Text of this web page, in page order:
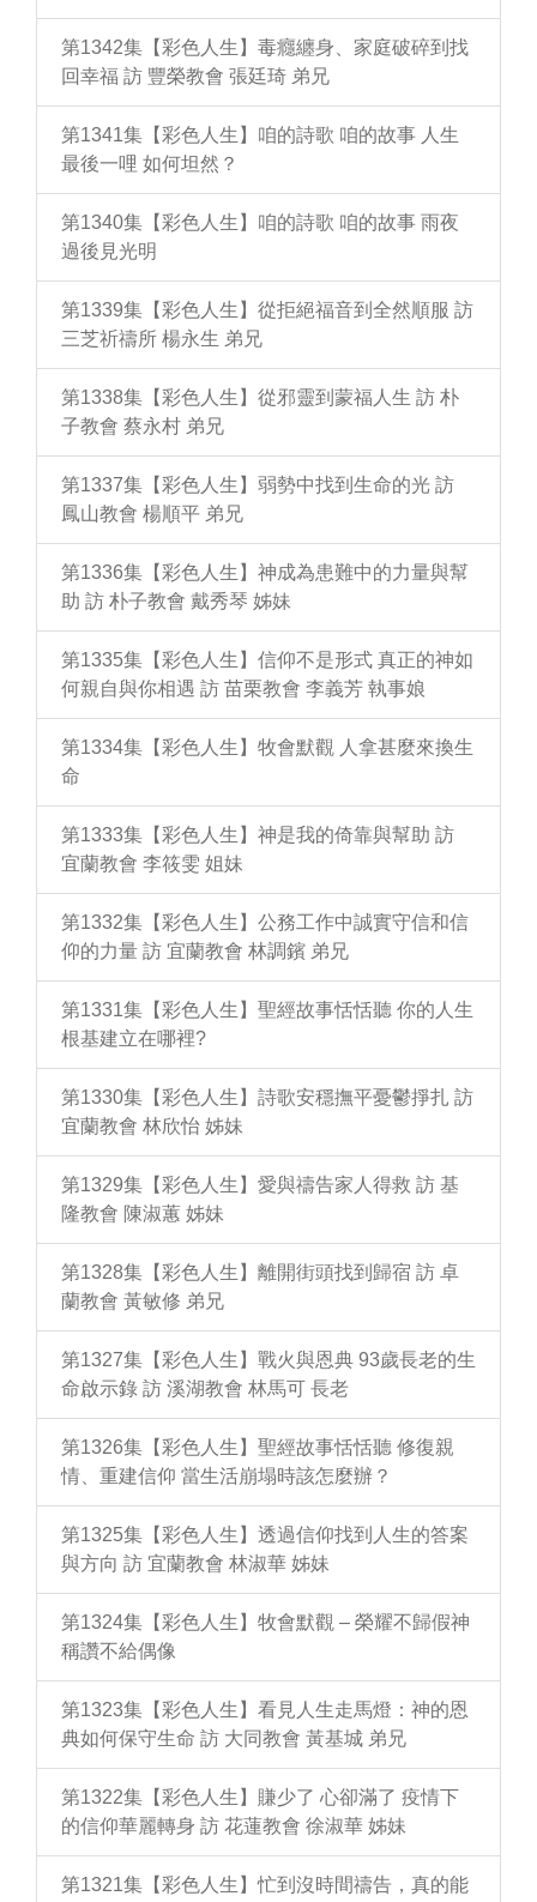
第1342集【彩色人生】毒癮纏身、家庭破碎到找
回幸福 訪 豐榮教會 張廷琦 弟兄
第1341集【彩色人生】咱的詩歌 咱的故事 人生
最後一哩 如何坦然？
第1340集【彩色人生】咱的詩歌 咱的故事 雨夜
過後見光明
第1339集【彩色人生】從拒絕福音到全然順服 訪
三芝祈禱所 楊永生 弟兄
第1338集【彩色人生】從邪靈到蒙福人生 訪 朴
子教會 蔡永村 弟兄
第1337集【彩色人生】弱勢中找到生命的光 訪
鳳山教會 楊順平 弟兄
第1336集【彩色人生】神成為患難中的力量與幫
助 訪 朴子教會 戴秀琴 姊妹
第1335集【彩色人生】信仰不是形式 真正的神如
何親自與你相遇 訪 苗栗教會 李義芳 執事娘
第1334集【彩色人生】牧會默觀 人拿甚麼來換生
命
第1333集【彩色人生】神是我的倚靠與幫助 訪
宜蘭教會 李筱雯 姐妹
第1332集【彩色人生】公務工作中誠實守信和信
仰的力量 訪 宜蘭教會 林調鑌 弟兄
第1331集【彩色人生】聖經故事恬恬聽 你的人生
根基建立在哪裡?
第1330集【彩色人生】詩歌安穩撫平憂鬱掙扎 訪
宜蘭教會 林欣怡 姊妹
第1329集【彩色人生】愛與禱告家人得救 訪 基
隆教會 陳淑蕙 姊妹
第1328集【彩色人生】離開街頭找到歸宿 訪 卓
蘭教會 黃敏修 弟兄
第1327集【彩色人生】戰火與恩典 93歲長老的生
命啟示錄 訪 溪湖教會 林馬可 長老
第1326集【彩色人生】聖經故事恬恬聽 修復親
情、重建信仰 當生活崩塌時該怎麼辦？
第1325集【彩色人生】透過信仰找到人生的答案
與方向 訪 宜蘭教會 林淑華 姊妹
第1324集【彩色人生】牧會默觀 – 榮耀不歸假神
稱讚不給偶像
第1323集【彩色人生】看見人生走馬燈：神的恩
典如何保守生命 訪 大同教會 黃基城 弟兄
第1322集【彩色人生】賺少了 心卻滿了 疫情下
的信仰華麗轉身 訪 花蓮教會 徐淑華 姊妹
第1321集【彩色人生】忙到沒時間禱告，真的能